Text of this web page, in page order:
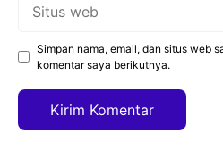
Simpan nama, email, dan situs web
komentar saya berikutnya.